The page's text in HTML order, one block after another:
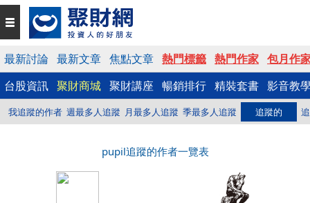
最新討論 最新文章 焦點文章 熱門標籤 熱門作家 包月作
台股資訊 聚財商城 聚財講座 暢銷排行 精裝套書 影音教
我追蹤的作者 週最多人追蹤 月最多人追蹤 季最多人追蹤 追蹤的
pupil追蹤的作者一覽表